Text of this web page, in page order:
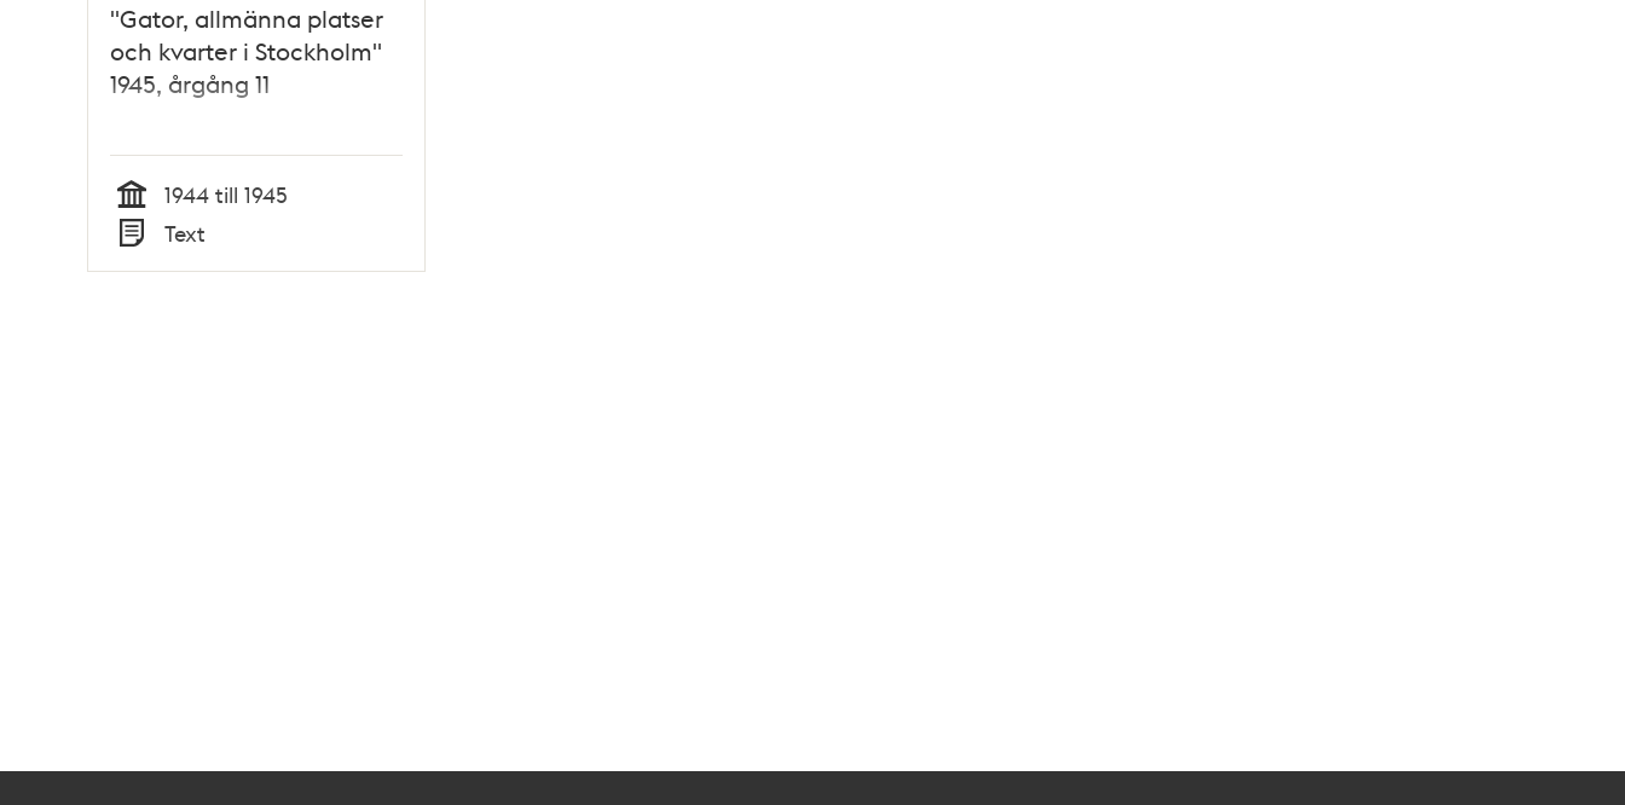
"Gator, allmänna platser
och kvarter i Stockholm"
1945, årgång 11
Tid
1944 till 1945
Typ
Text